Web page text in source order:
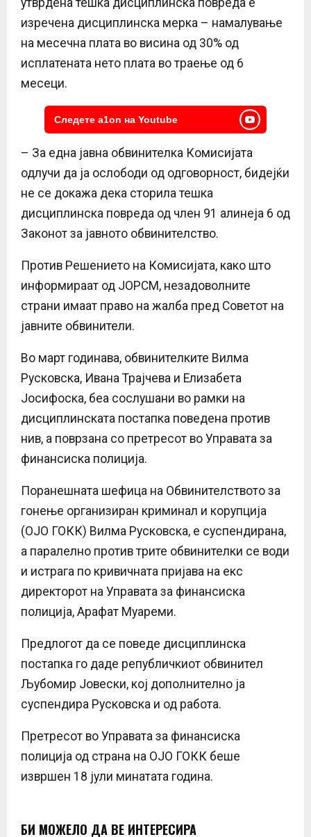
изречена дисциплинска мерка – намалување
на месечна плата во висина од 30% од
исплатената нето плата во траење од 6
месеци.
Следете a1on на Youtube
– За една јавна обвинителка Комисијата
одлучи да ја ослободи од одговорност, бидејќи
не се докажа дека сторила тешка
дисциплинска повреда од член 91 алинеја 6 од
Законот за јавното обвинителство.
Против Решението на Комисијата, како што
информираат од ЈОРСМ, незадоволните
страни имаат право на жалба пред Советот на
јавните обвинители.​
Во март годинава, обвинителките Вилма
Русковска, Ивана Трајчева и Елизабета
Јосифоска, беа сослушани во рамки на
дисциплинската постапка поведена против
нив, а поврзана со претресот во Управата за
финансиска полиција.
Поранешната шефица на Обвинителството за
гонење организиран криминал и корупција
(ОЈО ГОКК) Вилма Русковска, е суспендирана,
а паралелно против трите обвинителки се води
и истрага по кривичната пријава на екс
директорот на Управата за финансиска
полиција, Арафат Муареми.
Предлогот да се поведе дисциплинска
постапка го даде републичкиот обвинител
Љубомир Јовески, кој дополнително ја
суспендира Русковска и од работа.
Претресот во Управата за финансиска
полиција од страна на ОЈО ГОКК беше
извршен 18 јули минатата година.
БИ МОЖЕЛО ДА ВЕ ИНТЕРЕСИРА